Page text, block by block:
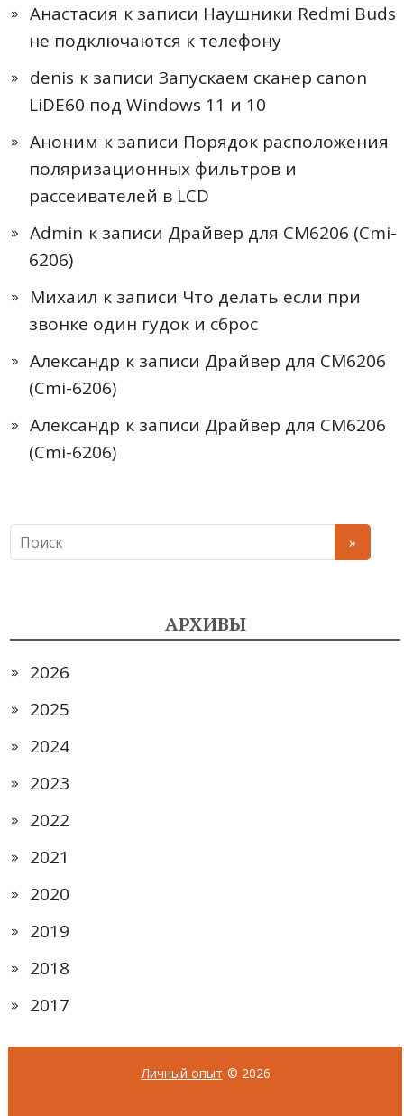
Анастасия к записи Наушники Redmi Buds
не подключаются к телефону
denis к записи Запускаем сканер canon
LiDE60 под Windows 11 и 10
Аноним к записи Порядок расположения
поляризационных фильтров и
рассеивателей в LCD
Admin к записи Драйвер для CM6206 (Cmi-
6206)
Михаил к записи Что делать если при
звонке один гудок и сброс
Александр к записи Драйвер для CM6206
(Cmi-6206)
Александр к записи Драйвер для CM6206
(Cmi-6206)
АРХИВЫ
2026
2025
2024
2023
2022
2021
2020
2019
2018
2017
Личный опыт © 2026